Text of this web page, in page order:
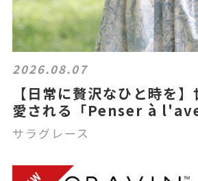
2026.08.07
【日常に贅沢なひと時を
愛される「Penser à
サラグレース